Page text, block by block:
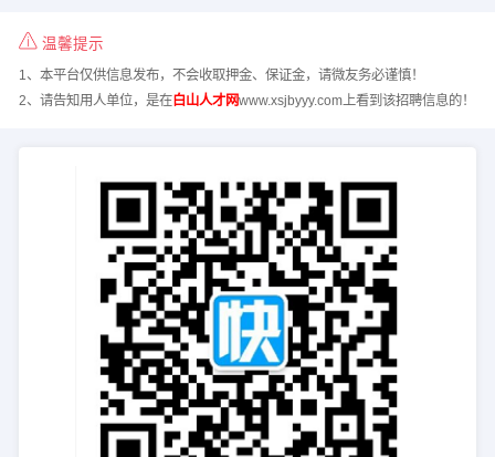
温馨提示
1、本平台仅供信息发布，不会收取押金、保证金，请微友务必谨慎！
2、请告知用人单位，是在白山人才网www.xsjbyyy.com上看到该招聘信息的！